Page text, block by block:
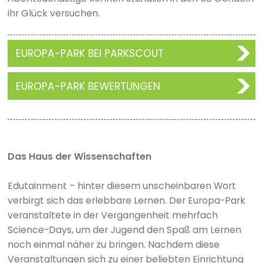
ihr Glück versuchen.
EUROPA-PARK BEI PARKSCOUT
EUROPA-PARK BEWERTUNGEN
Das Haus der Wissenschaften
Edutainment – hinter diesem unscheinbaren Wort
verbirgt sich das erlebbare Lernen. Der Europa-Park
veranstaltete in der Vergangenheit mehrfach
Science-Days, um der Jugend den Spaß am Lernen
noch einmal näher zu bringen. Nachdem diese
Veranstaltungen sich zu einer beliebten Einrichtung